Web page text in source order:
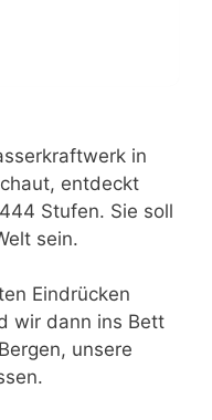
in
entdeckt
Stufen. Sie soll
sein.
Eindrücken
wir dann ins Bett
unsere